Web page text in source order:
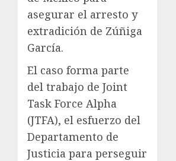
asegurar el arresto y
extradición de Zúñiga
García.
El caso forma parte
del trabajo de Joint
Task Force Alpha
(JTFA), el esfuerzo del
Departamento de
Justicia para perseguir